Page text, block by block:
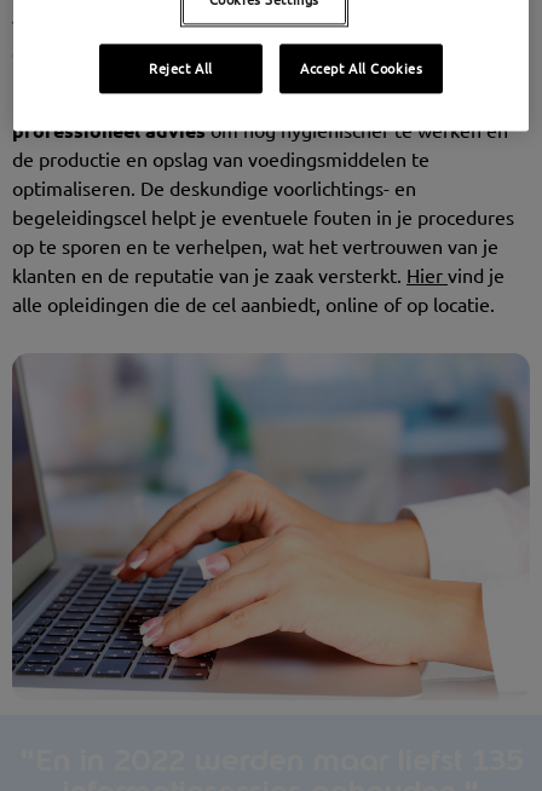
waardoor het risico op voedselvergiftiging of andere
gezondheidsproblemen afneemt.
Daarnaast geeft het FAVVwaardevolle tips en
professioneel adviesom nog hygiënischer te werken en
de productie en opslag van voedingsmiddelen te
optimaliseren. De deskundige voorlichtings- en
begeleidingscel helpt je eventuele fouten in je procedures
op te sporen en te verhelpen, wat het vertrouwen van je
klanten en de reputatie van je zaak versterkt. Hier vind je
alle opleidingen die de cel aanbiedt, online of op locatie.
Reject All Accept All Cookies